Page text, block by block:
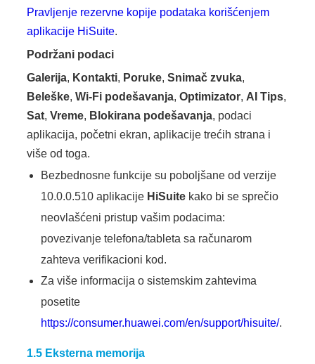
Pravljenje rezervne kopije podataka korišćenjem
aplikacije HiSuite.
Podržani podaci
Galerija, Kontakti, Poruke,Snimač zvuka,
Beleške,Wi-Fi podešavanja,Optimizator, AI Tips,
Sat,Vreme, Blokirana podešavanja, podaci
aplikacija, početni ekran, aplikacije trećih strana i
više od toga.
Bezbednosne funkcije su poboljšane od verzije
10.0.0.510 aplikacije HiSuite kako bi se sprečio
neovlašćeni pristup vašim podacima:
povezivanje telefona/tableta sa računarom
zahteva verifikacioni kod.
Za više informacija o sistemskim zahtevima
posetite
https://consumer.huawei.com/en/support/hisuite/.
1.5 Eksterna memorija